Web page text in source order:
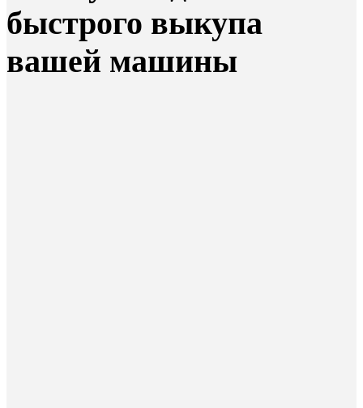
быстрого выкупа
вашей машины